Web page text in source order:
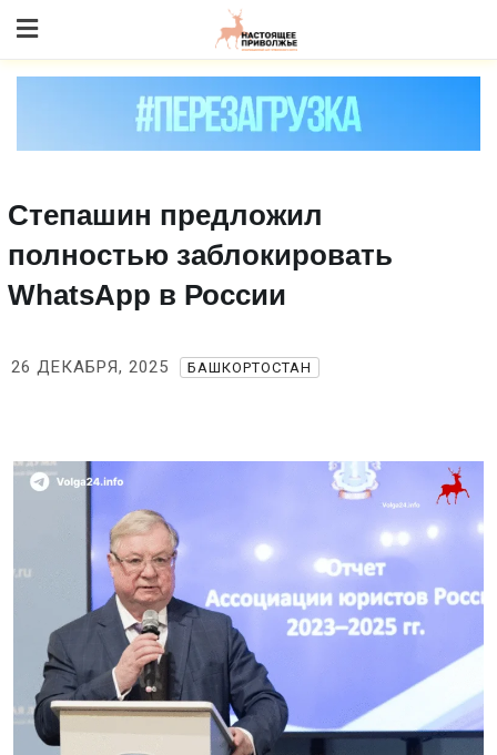
to content
Степашин предложил
полностью заблокировать
WhatsApp в России
26 ДЕКАБРЯ, 2025 БАШКОРТОСТАН